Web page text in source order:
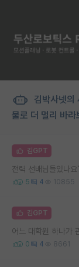
김박사넷의
물로 더 멀리 바라
김GPT
전력 선배님들있나
5 4 10855
김GPT
어느 대학원 하나가
0 4 8661